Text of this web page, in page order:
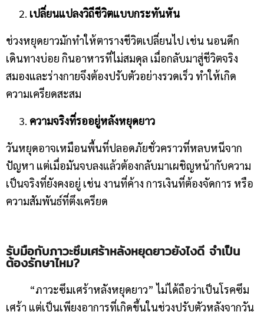
เปลี่ยนแปลงวิถีชีวิตแบบกระทันหัน
ช่วงหยุดยาวมักทำให้ตารางชีวิตเปลี่ยนไป เช่น นอนดึก
เดินทางบ่อย กินอาหารที่ไม่สมดุล เมื่อกลับมาสู่ชีวิตจริง
สมองและร่างกายจึงต้องปรับตัวอย่างรวดเร็ว ทำให้เกิด
ความเครียดสะสม
ความจริงที่รออยู่หลังหยุดยาว
วันหยุดอาจเหมือนพื้นที่ปลอดภัยชั่วคราวที่หลบหนีจาก
ปัญหา แต่เมื่อมันจบลงแล้วต้องกลับมาเผชิญหน้ากับความ
เป็นจริงที่ยังคงอยู่ เช่น งานที่ค้าง การเงินที่ต้องจัดการ หรือ
ความสัมพันธ์ที่ตึงเครียด
รับมือกับภาวะซึมเศร้าหลังหยุดยาวยังไงดี จำเป็น
ต้องรักษาไหม?
“ภาวะซึมเศร้าหลังหยุดยาว” ไม่ได้ถือว่าเป็นโรคซึม
เศร้า แต่เป็นเพียงอาการที่เกิดขึ้นในช่วงปรับตัวหลังจากวัน